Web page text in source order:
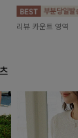
리뷰 카운트 영역